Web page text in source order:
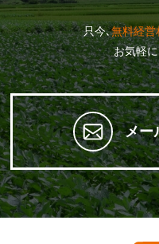
只今､無料経営
お気軽
メー